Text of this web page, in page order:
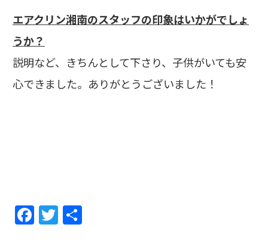
エアクリン湘南のスタッフの印象はいかがでしょ
うか？
説明など、きちんとして下さり、子供がいても安
心できました。ありがとうございました！
F T